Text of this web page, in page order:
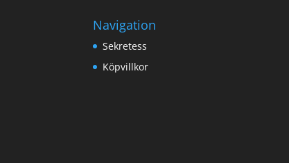
Navigation
Sekretess
Köpvillkor